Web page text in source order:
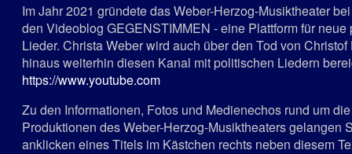
Im Jahr 2021 gründete das Weber-Herzog-Musiktheater
den Videoblog GEGENSTIMMEN - eine Plattform für neue
Lieder. Christa Weber wird auch über den Tod von Christof
hinaus weiterhin diesen Kanal mit politischen Liedern
https://www.youtube.com
Zu den Informationen, Fotos und Medienechos rund um die
Produktionen des Weber-Herzog-Musiktheaters gelangen
anklicken eines Titels im Kästchen rechts neben diesem